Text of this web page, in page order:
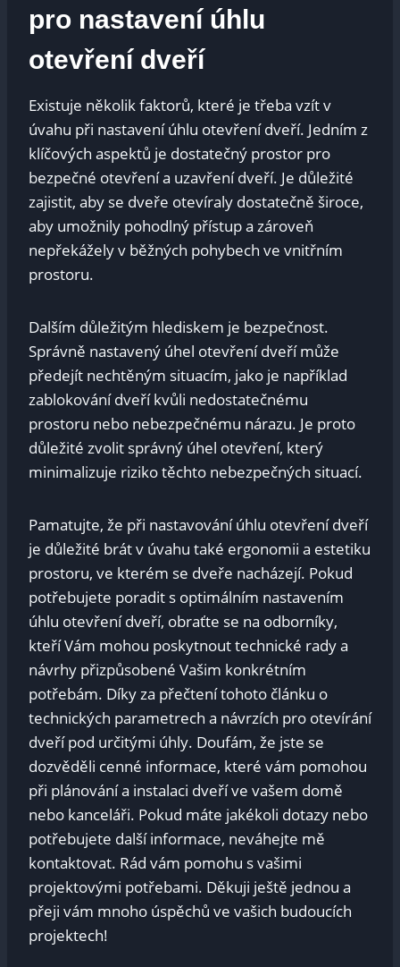
pro nastavení úhlu
otevření dveří
Existuje několik⁢ faktorů,​ které je⁣ třeba vzít v
úvahu při ⁢nastavení úhlu‌ otevření dveří. Jedním z⁢
klíčových aspektů je ‍dostatečný prostor pro
‌bezpečné otevření a uzavření dveří. ‌Je důležité
zajistit, aby se dveře otevíraly dostatečně⁢ široce,‌
aby umožnily⁢ pohodlný přístup⁢ a zároveň
nepřekážely⁤ v⁣ běžných pohybech ve vnitřním
prostoru.
Dalším​ důležitým ⁤hlediskem je bezpečnost.
Správně nastavený ⁤úhel otevření dveří může
předejít nechtěným situacím, jako je⁣ například
zablokování‌ dveří kvůli nedostatečnému
prostoru nebo nebezpečnému nárazu. Je proto
důležité zvolit správný úhel otevření, který
minimalizuje riziko⁢ těchto nebezpečných situací.
Pamatujte, že při nastavování úhlu otevření dveří
je důležité brát v úvahu také ergonomii a estetiku
‍prostoru, ve kterém se dveře nacházejí. Pokud
potřebujete ⁢poradit s optimálním nastavením
úhlu otevření dveří, obraťte se na odborníky,
kteří Vám mohou poskytnout technické⁢ rady a
návrhy přizpůsobené Vašim konkrétním
potřebám. Díky za přečtení tohoto⁢ článku o
‌technických parametrech a návrzích pro otevírání⁣
dveří ⁣pod určitými úhly. Doufám, že jste se
dozvěděli⁣ cenné informace, které​ vám ⁤pomohou
při plánování⁢ a instalaci dveří ve ​vašem domě
nebo kanceláři. Pokud máte jakékoli dotazy nebo‌
potřebujete další informace, neváhejte mě
kontaktovat. Rád vám pomohu s vašimi⁣
projektovými potřebami. ​Děkuji⁣ ještě jednou a
přeji vám ⁢mnoho úspěchů ve vašich budoucích
projektech!